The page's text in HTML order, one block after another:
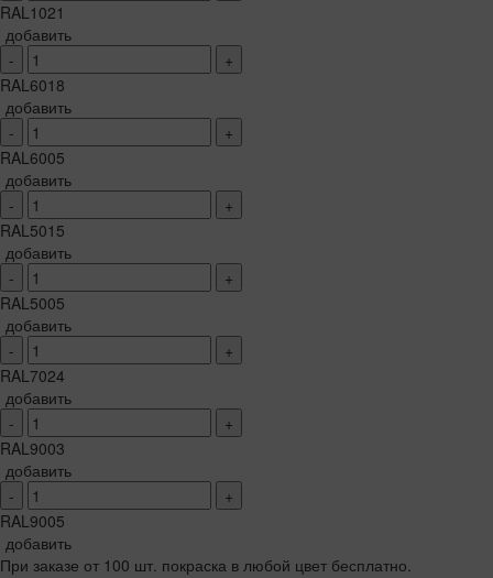
RAL1021
добавить
-
+
RAL6018
добавить
-
+
RAL6005
добавить
-
+
RAL5015
добавить
-
+
RAL5005
добавить
-
+
RAL7024
добавить
-
+
RAL9003
добавить
-
+
RAL9005
добавить
При заказе от 100 шт. покраска в любой цвет бесплатно.